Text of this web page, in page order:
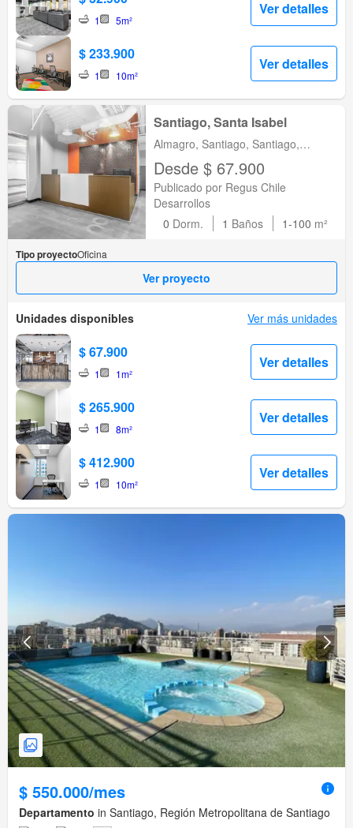
1 5m²
Ver detalles
$ 233.900
1 10m²
Ver detalles
Santiago, Santa Isabel
Almagro, Santiago, Santiago,
Metropolitana de Santiago
Desde $ 67.900
Publicado por Regus Chile
Desarrollos
0 Dorm. 1 Baños 1-100 m²
Tipo proyectoOficina
Ver proyecto
Unidades disponibles Ver más unidades
$ 67.900
1 1m²
Ver detalles
$ 265.900
1 8m²
Ver detalles
$ 412.900
1 10m²
Ver detalles
$ 550.000/mes
Departamento in Santiago, Región Metropolitana de Santiago